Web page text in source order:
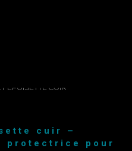
cuir –
protectrice pour